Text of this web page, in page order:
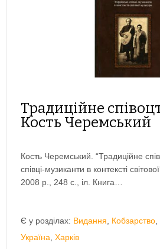
Традиційне
Кость Черемський
Кость Черемський. “Традиційне
співці-музиканти в контексті
2008 р., 248 с., іл. Книга…
Є у розділах: Видання Кобзарство
Україна Харків